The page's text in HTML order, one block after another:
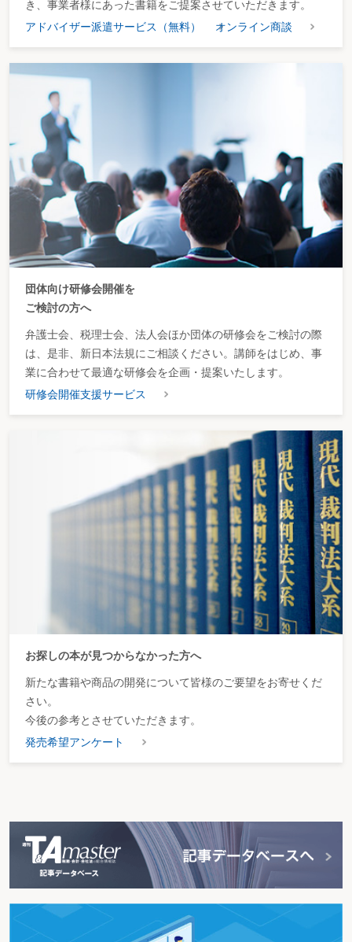
き、事業者様にあった書籍をご提案させていただきます。
アドバイザー派遣サービス（無料）
オンライン商談
団体向け研修会開催を
ご検討の方へ
弁護士会、税理士会、法人会ほか団体の研修会をご検討の際
は、是非、新日本法規にご相談ください。講師をはじめ、事
業に合わせて最適な研修会を企画・提案いたします。
研修会開催支援サービス
お探しの本が見つからなかった方へ
新たな書籍や商品の開発について皆様のご要望をお寄せくだ
さい。
今後の参考とさせていただきます。
発売希望アンケート